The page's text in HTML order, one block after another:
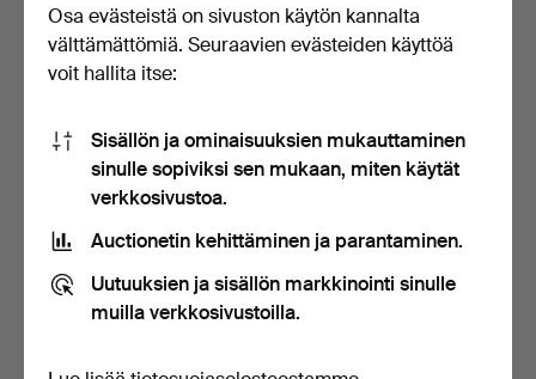
TITTI FABIANI.
VITRIINI/KIRJAKAAPPI, 3
osa…
10 tuntia
3 tarjousta
MAX WALTER SVANBERG.
LITOGRAFIA, signeerat…
11 tuntia
Tarjous
Osa evästeistä on sivuston käytön kannalta
välttämättömiä. Seuraavien evästeiden käyttöä
voit hallita itse:
Sisällön ja ominaisuuksien mukauttaminen
sinulle sopiviksi sen mukaan, miten käytät
verkkosivustoa.
Auctionetin kehittäminen ja parantaminen.
Uutuuksien ja sisällön markkinointi sinulle
muilla verkkosivustoilla.